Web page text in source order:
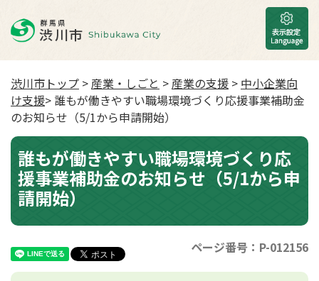
渋川市トップ >産業・しごと >産業の支援 > 中小企業向
け支援> 誰もが働きやすい職場環境づくり応援事業補助金
のお知らせ（5/1から申請開始）
誰もが働きやすい職場環境づくり応
援事業補助金のお知らせ（5/1から申
請開始）
ページ番号：P-012156